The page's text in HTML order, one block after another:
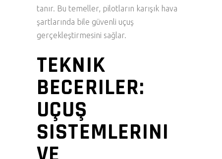
tanır. Bu temeller, pilotların karışık hava
şartlarında bile güvenli uçuş
gerçekleştirmesini sağlar.
TEKNIK
BECERILER:
UÇUŞ
SISTEMLERINI